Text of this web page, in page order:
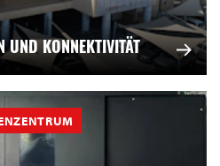
UND KONNEKTIVITÄT